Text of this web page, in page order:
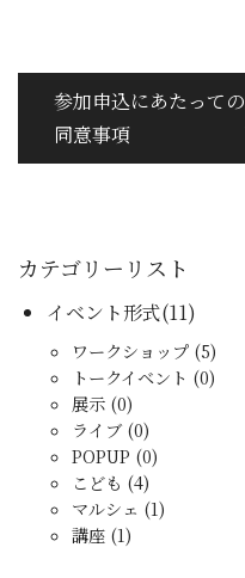
参加申込にあたっての
同意事項
カテゴリーリスト
イベント形式(11)
ワークショップ (5)
トークイベント (0)
展示 (0)
ライブ (0)
POPUP (0)
こども (4)
マルシェ (1)
講座 (1)